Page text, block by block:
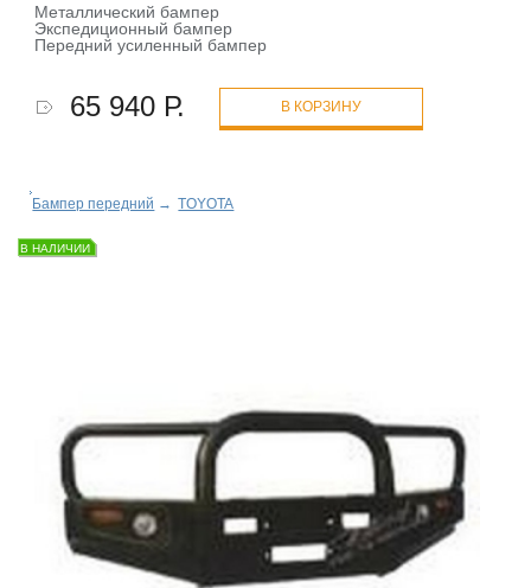
Металлический бампер
Экспедиционный бампер
Передний усиленный бампер
65 940 Р. В КОРЗИНУ
Бампер передний → TOYOTA
В НАЛИЧИИ